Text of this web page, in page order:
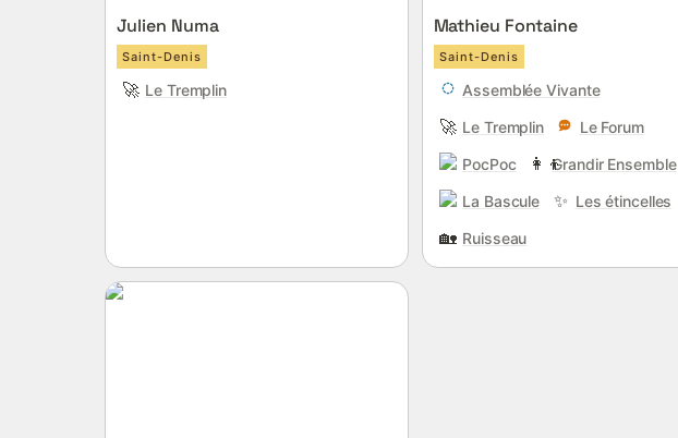
Julien Numa
Saint-Denis
🚀 Le Tremplin
Mathieu Fontaine
Saint-Denis
Assemblée Vivante
🚀 Le Tremplin
Le Forum
PocPoc
👩‍👦Grandir Ensemble
La Bascule
✨ Les étincelles
🏡 Ruisseau
Yoann Rifosta